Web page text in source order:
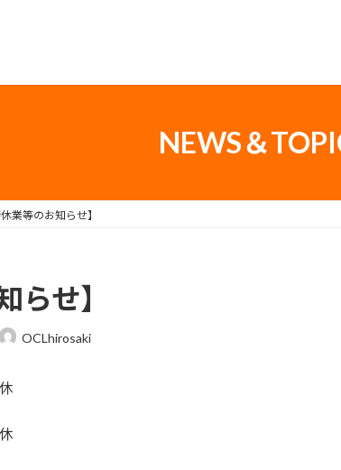
NEWS＆
休業等のお知らせ】
らせ】
OCLhirosaki